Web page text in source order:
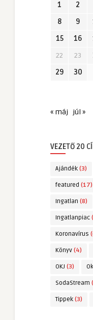
1 2
8
9
15
16
22
23
29
30
« máj júl »
VEZETŐ 20
Ajándék (3)
featured (17)
Ingatlan (8)
Ingatlanpiac
Koronavírus
Könyv (4)
OKJ (3)
SodaStream
Tippek (3)